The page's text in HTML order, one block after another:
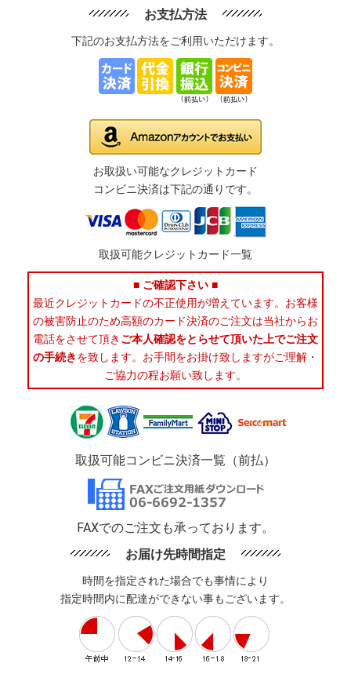
お支払方法
下記のお支払方法をご利用いただけます。
お取扱い可能なクレジットカード
コンビニ決済は下記の通りです。
取扱可能クレジットカード一覧
■ ご確認下さい ■
最近クレジットカードの不正使用が増えています。お客様
の被害防止のため高額のカード決済のご注文は当社からお
電話をさせて頂き ご本人確認をとらせて頂いた上でご注文
の手続きを致します。お手間をお掛け致しますがご理解・
ご協力の程お願い致します。
取扱可能コンビニ決済一覧（前払）
FAXでのご注文も承っております。
お届け先時間指定
時間を指定された場合でも事情により
指定時間内に配達ができない事もございます。